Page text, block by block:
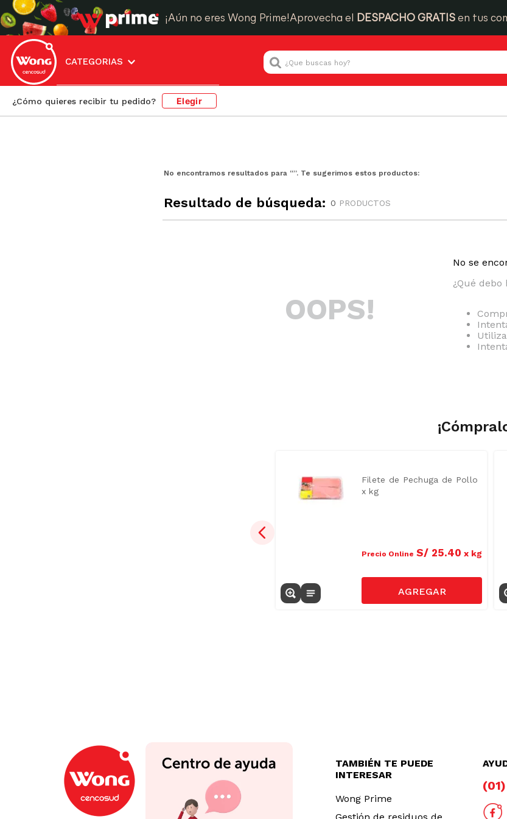
¡Aún no eres Wong Prime!Aprovecha el DESPACHO GRATIS en tus
CATEGORIAS
¿Que buscas hoy?
¿Cómo quieres recibir tu pedido? Elegir
No encontramos resultados para “”. Te sugerimos estos productos:
Resultado de búsqueda: 0 PRODUCTOS
OOPS!
No se
¿Qué debo
Filete de Pechuga de Pollo
x kg
Precio Online S/ 25.40 x kg
TAMBIÉN TE PUEDE
INTERESAR
Wong Prime